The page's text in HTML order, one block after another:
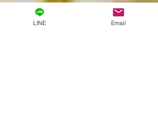
LINE Email